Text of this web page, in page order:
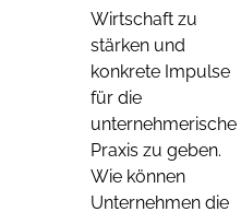
Wirtschaft zu
stärken und
konkrete Impulse
für die
unternehmerische
Praxis zu geben.
Wie können
Unternehmen die